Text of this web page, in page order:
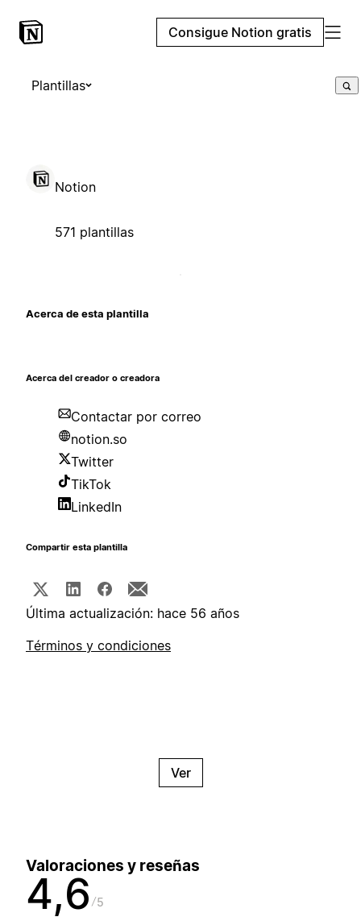
Consigue Notion gratis
Plantillas
Notion
571 plantillas
Acerca de esta plantilla
Acerca del creador o creadora
Contactar por correo
notion.so
Twitter
TikTok
LinkedIn
Compartir esta plantilla
Última actualización: hace 56 años
Términos y condiciones
Ver
Valoraciones y reseñas
4,6 5